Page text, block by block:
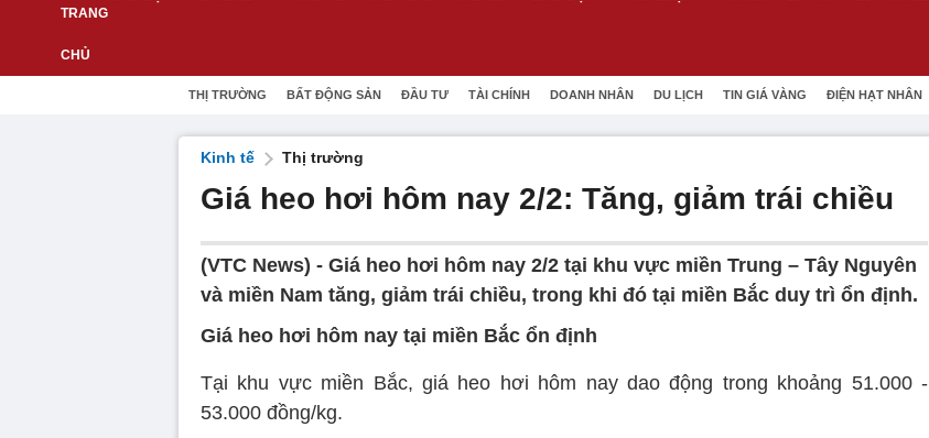
THỊ TRƯỜNG BẤT ĐỘNG SẢN ĐẦU TƯ TÀI CHÍNH DOANH NHÂN DU LỊCH TIN GIÁ VÀNG ĐIỆN HẠT NHÂN
Kinh tế Thị trường
Giá heo hơi hôm nay 2/2: Tăng, giảm trái chiều
(VTC News) - Giá heo hơi hôm nay 2/2 tại khu vực miền Trung – Tây Nguyên
và miền Nam tăng, giảm trái chiều, trong khi đó tại miền Bắc duy trì ổn định.
Giá heo hơi hôm nay tại miền Bắc ổn định
Tại khu vực miền Bắc, giá heo hơi hôm nay dao động trong khoảng 51.000 -
53.000 đồng/kg.